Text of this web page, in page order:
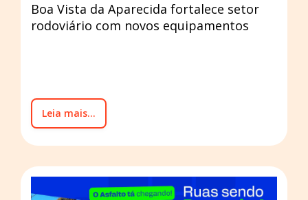
Boa Vista da Aparecida fortalece setor
rodoviário com novos equipamentos
Leia mais...